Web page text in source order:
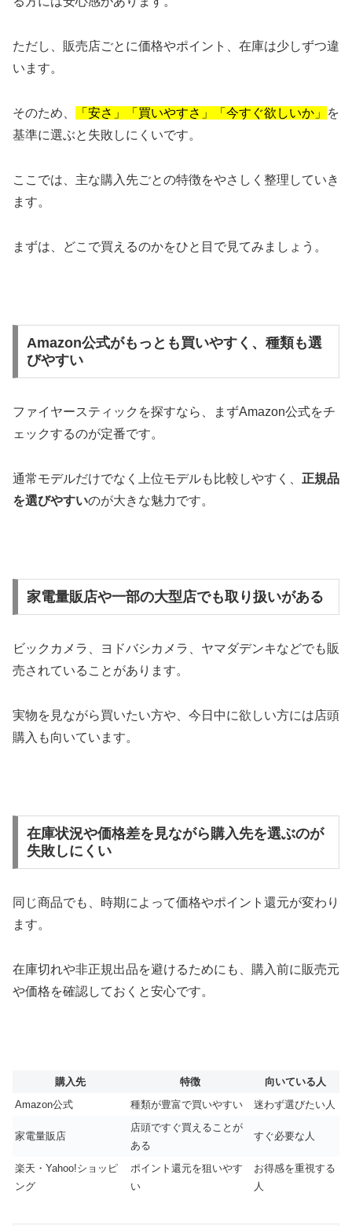
ただし、販売店ごとに価格やポイント、在庫は少しずつ違
います。
そのため、 「安さ」「買いやすさ」「今すぐ欲しいか」
を
基準に選ぶと失敗しにくいです。
ここでは、主な購入先ごとの特徴をやさしく整理していき
ます。
まずは、どこで買えるのかをひと目で見てみましょう。
Amazon公式がもっとも買いやすく、種類も選
びやすい
ファイヤースティックを探すなら、まずAmazon公式をチ
ェックするのが定番です。
通常モデルだけでなく上位モデルも比較しやすく、 正規品
を選びやすいのが大きな魅力です。
家電量販店や一部の大型店でも取り扱いがある
ビックカメラ、ヨドバシカメラ、ヤマダデンキなどでも販
売されていることがあります。
実物を見ながら買いたい方や、今日中に欲しい方には店頭
購入も向いています。
在庫状況や価格差を見ながら購入先を選ぶのが
失敗しにくい
同じ商品でも、時期によって価格やポイント還元が変わり
ます。
在庫切れや非正規出品を避けるためにも、購入前に販売元
や価格を確認しておくと安心です。
購入先 特徴
向いている人
Amazon公式
種類が豊富で買いやすい 迷わず選びたい人
家電量販店
店頭ですぐ買えることが
ある
すぐ必要な人
楽天・Yahoo!ショッピ
ング
ポイント還元を狙いやす
い
お得感を重視する
人